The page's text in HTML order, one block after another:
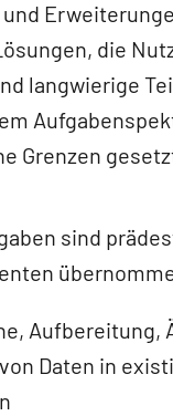
die
langwierige
Grenzen
sind
Aufbereitung,
Daten in